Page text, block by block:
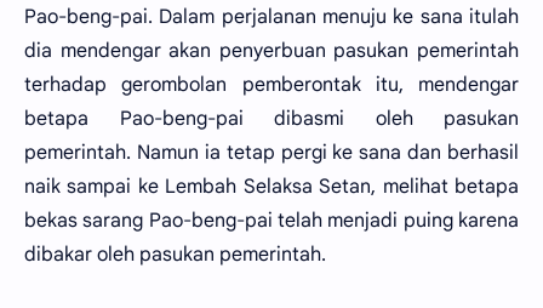
Pao-beng-pai. Dalam perjalanan menuju ke sana itulah
dia mendengar akan penyerbuan pasukan pemerintah
terhadap gerombolan pemberontak itu, mendengar
betapa Pao-beng-pai dibasmi oleh pasukan
pemerintah. Namun ia tetap pergi ke sana dan berhasil
naik sampai ke Lembah Selaksa Setan, melihat betapa
bekas sarang Pao-beng-pai telah menjadi puing karena
dibakar oleh pasukan pemerintah.